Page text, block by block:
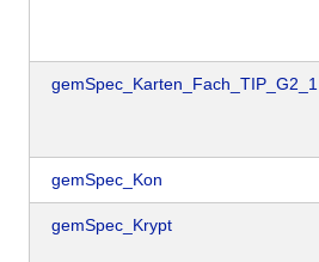
gemSpec_Karten_Fach_TIP_G2_1
gemSpec_Kon
gemSpec_Krypt